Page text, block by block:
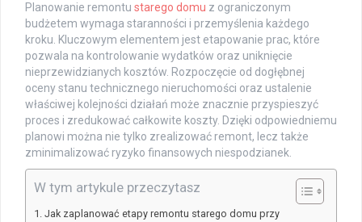
Planowanie remontu starego domu z ograniczonym
budżetem wymaga staranności i przemyślenia każdego
kroku. Kluczowym elementem jest etapowanie prac, które
pozwala na kontrolowanie wydatków oraz uniknięcie
nieprzewidzianych kosztów. Rozpoczęcie od dogłębnej
oceny stanu technicznego nieruchomości oraz ustalenie
właściwej kolejności działań może znacznie przyspieszyć
proces i zredukować całkowite koszty. Dzięki odpowiedniemu
planowi można nie tylko zrealizować remont, lecz także
zminimalizować ryzyko finansowych niespodzianek.
W tym artykule przeczytasz
Jak zaplanować etapy remontu starego domu przy